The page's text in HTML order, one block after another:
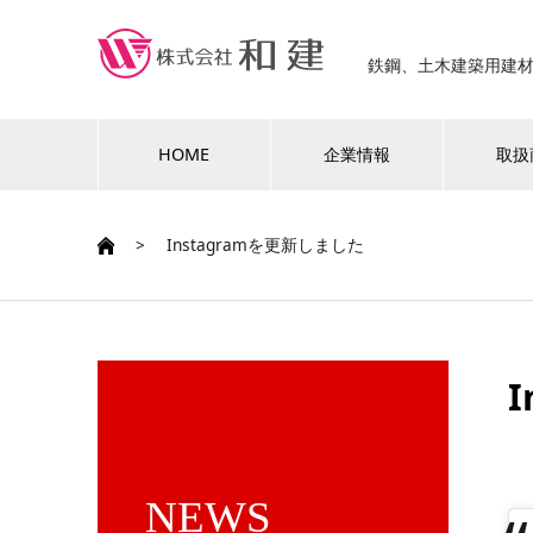
鉄鋼、土木建築用建
HOME 企業情報 取
> Instagramを更新しました
NEWS